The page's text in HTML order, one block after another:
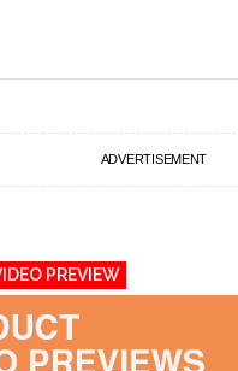
ADVERTISEMENT
PREVIEW